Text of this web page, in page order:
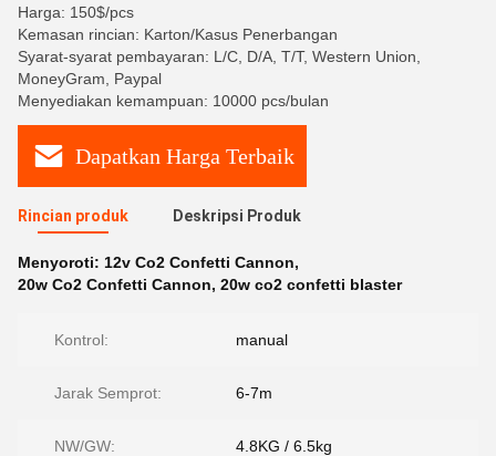
Harga: 150$/pcs
Kemasan rincian: Karton/Kasus Penerbangan
Syarat-syarat pembayaran: L/C, D/A, T/T, Western Union,
MoneyGram, Paypal
Menyediakan kemampuan: 10000 pcs/bulan
Dapatkan Harga Terbaik
Rincian produk Deskripsi Produk
Menyoroti: 12v Co2 Confetti Cannon,
20w Co2 Confetti Cannon, 20w co2 confetti blaster
Kontrol: manual
Jarak Semprot: 6-7m
NW/GW: 4.8KG / 6.5kg